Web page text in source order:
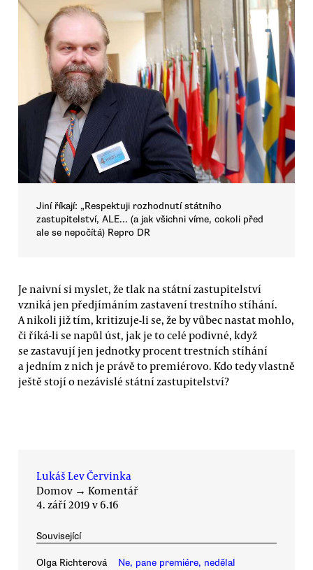
Jiní říkají: „Respektuji rozhodnutí státního
zastupitelství, ALE... (a jak všichni víme, cokoli před
ale se nepočítá) Repro DR
Je naivní si myslet, že tlak na státní zastupitelství
vzniká jen předjímáním zastavení trestního stíhání.
A nikoli již tím, kritizuje-li se, že by vůbec nastat mohlo,
či říká-li se napůl úst, jak je to celé podivné, když
se zastavují jen jednotky procent trestních stíhání
a jedním z nich je právě to premiérovo. Kdo tedy vlastně
ještě stojí o nezávislé státní zastupitelství?
Lukáš Lev Červinka
Domov → Komentář
4. září 2019 v 6.16
Související
Olga Richterová
Ne, pane premiére, nedělal